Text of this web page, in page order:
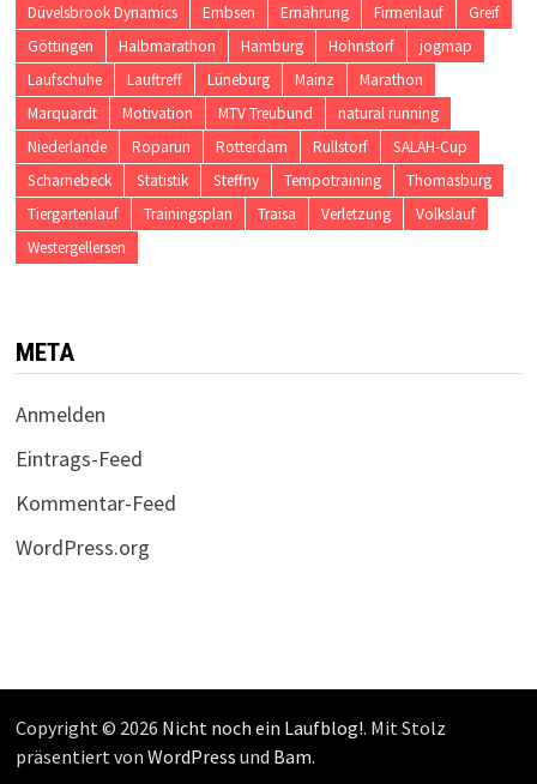
Düvelsbrook Dynamics
Embsen Ernährung Firmenlauf
Greif
Göttingen
Halbmarathon Hamburg Hohnstorf
jogmap
Laufschuhe
Lauftreff Lüneburg Mainz
Marathon
Marquardt
Motivation MTV Treubund
natural running
Niederlande
Roparun Rotterdam Rullstorf
SALAH-Cup
Scharnebeck
Statistik Steffny Tempotraining
Thomasburg
Tiergartenlauf
Trainingsplan Traisa Verletzung
Volkslauf
Westergellersen
META
Anmelden
Eintrags-Feed
Kommentar-Feed
WordPress.org
Copyright © 2026 Nicht noch ein Laufblog!. Mit Stolz
präsentiert von WordPress und Bam.